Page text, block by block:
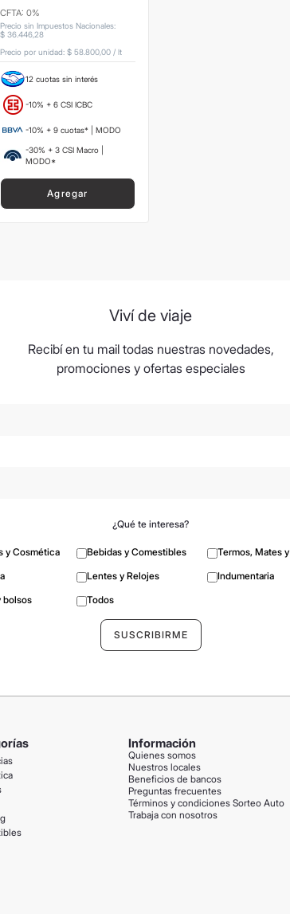
CFTA: 0%
Precio sin Impuestos Nacionales:
$ 36.446,28
Precio por unidad: $ 58.800,00/ lt
12 cuotas sin interés
-10% + 6 CSI ICBC
-10% + 9 cuotas* | MODO
-30% + 3 CSI Macro |
MODO*
Agregar
Viví de viaje
Recibí en tu mail todas nuestras novedades,
promociones y ofertas especiales
¿Qué te interesa?
y Cosmética Bebidas y Comestibles
Termos, Mates
Lentes y Relojes
Indumentaria
bolsos
Todos
Información
Quienes somos
Nuestros locales
Beneficios de bancos
Preguntas frecuentes
Términos y condiciones Sorteo Auto
Trabaja con nosotros